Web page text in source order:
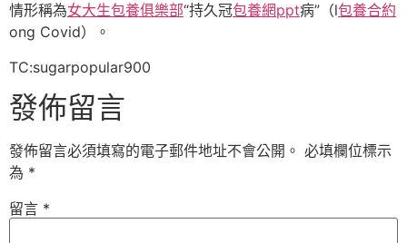
情形稱為女大生包養俱樂部“持久冠包養網ppt病”（l包養合約
ong Covid）。
TC:sugarpopular900
發佈留言
發佈留言必須填寫的電子郵件地址不會公開。 必填欄位標示
為 *
留言 *